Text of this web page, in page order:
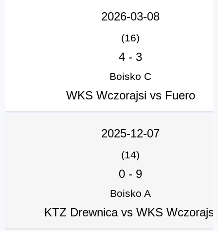
2026-03-08
(16)
4 - 3
Boisko C
WKS Wczorajsi vs Fuero
2025-12-07
(14)
0 - 9
Boisko A
KTZ Drewnica vs WKS Wczorajsi